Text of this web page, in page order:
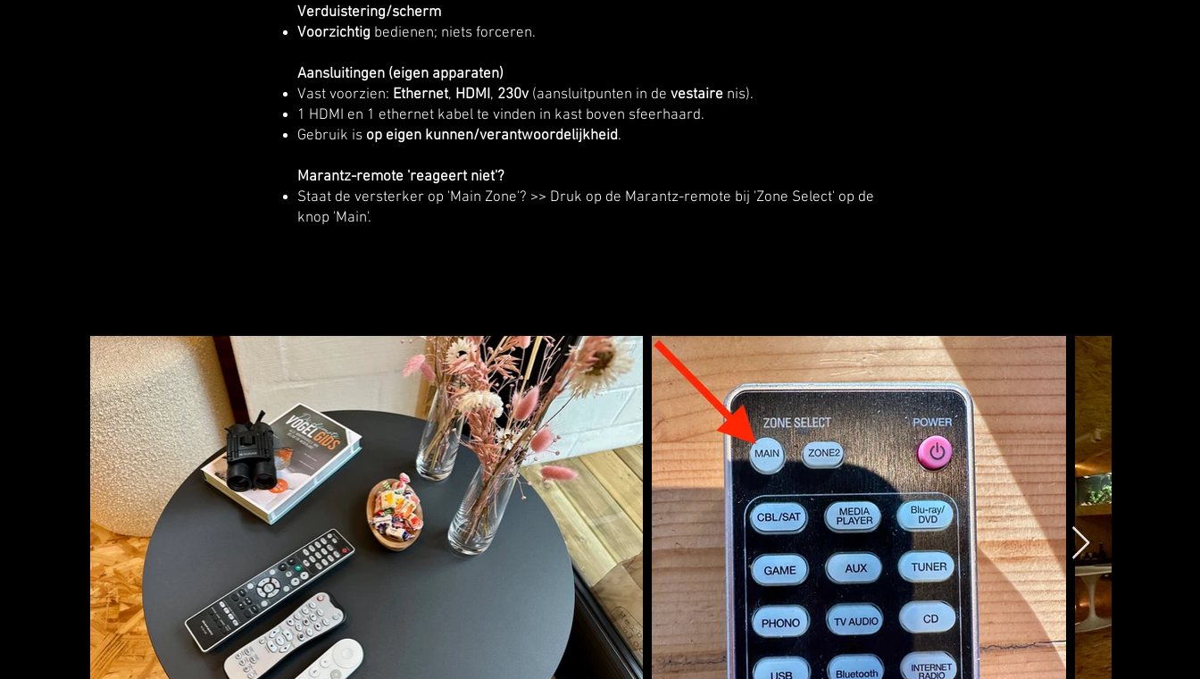
Verduistering/scherm
Voorzichtig bedienen; niets forceren.
Aansluitingen (eigen apparaten)
Vast voorzien: Ethernet, HDMI, 230v (aansluitpunten in de vestaire nis).
1 HDMI en 1 ethernet kabel te vinden in kast boven sfeerhaard.
Gebruik is op eigen kunnen/verantwoordelijkheid.
Marantz-remote 'reageert niet'?
Staat de versterker op 'Main Zone'? >> Druk op de Marantz-remote bij 'Zone Select' op de
knop 'Main'.